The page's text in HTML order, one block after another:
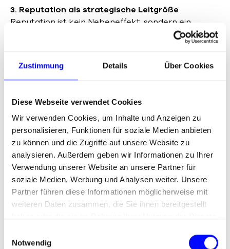
Zustimmung Details Über Cookies
Diese Webseite verwendet Cookies
Wir verwenden Cookies, um Inhalte und Anzeigen zu
personalisieren, Funktionen für soziale Medien anbieten
zu können und die Zugriffe auf unsere Website zu
analysieren. Außerdem geben wir Informationen zu Ihrer
Verwendung unserer Website an unsere Partner für
soziale Medien, Werbung und Analysen weiter. Unsere
Partner führen diese Informationen möglicherweise mit
weiteren Daten zusammen, die Sie ihnen bereitgestellt
Notwendig
3. Reputation als strategische Leitgröße
Reputation ist kein Nebeneffekt, sondern ein
zentraler Wert. Krisenkommunikation schützt
Vertrauen und stärkt die Zukunftsfähigkeit des
Was Unternehmen dadurch
gewinnen
Strategisch geführte Krisenkommunikation schafft:
Vertrauen bei Mitarbeitenden, Kunden und
Öffentlichkeit